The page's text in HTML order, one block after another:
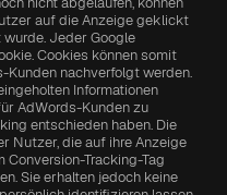
auf die Anzeige geklickt
Jeder Google
Cookies können somit
nachverfolgt werden.
Informationen
AdWords-Kunden zu
entschieden haben. Die
Nutzer, die auf ihre Anzeige
Tracking-Tag
Sie erhalten jedoch keine